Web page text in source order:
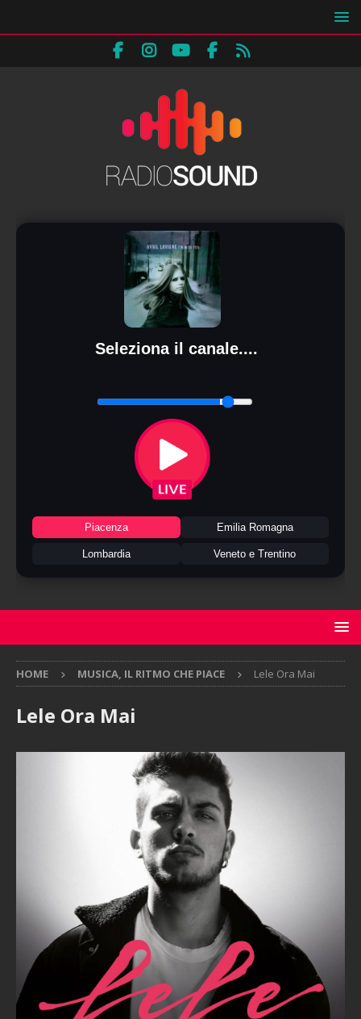
Seleziona il canale....
Piacenza Emilia Romagna
Lombardia Veneto e Trentino
HOME MUSICA, IL RITMO CHE PIACE Lele Ora Mai
Lele Ora Mai